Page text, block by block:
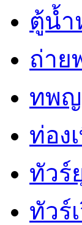
ตู้น้ำ
ถ่าย
ทพญ
ท่อง
ทัวร์
ทัวร์